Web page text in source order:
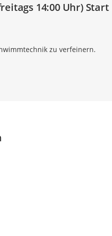
14:00 Uhr) Start
zu verfeinern.